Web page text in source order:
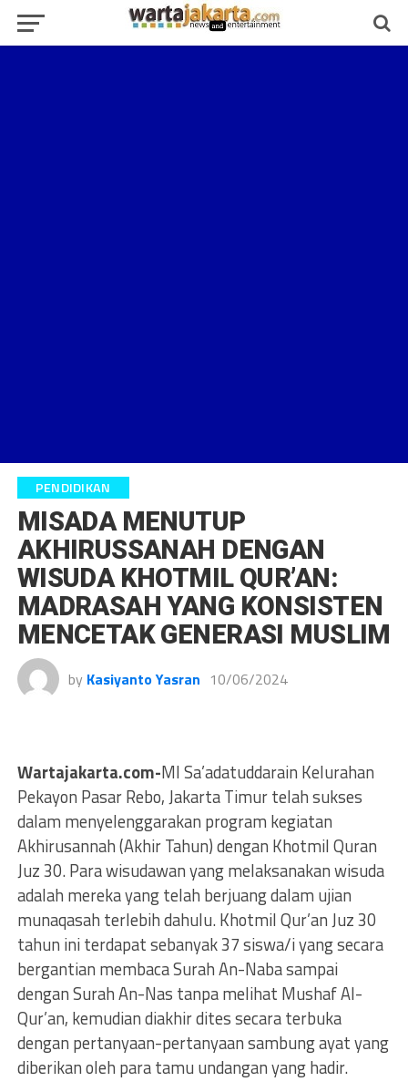
PENDIDIKAN
MISADA MENUTUP
AKHIRUSSANAH DENGAN
WISUDA KHOTMIL QUR’AN:
MADRASAH YANG KONSISTEN
MENCETAK GENERASI MUSLIM
by Kasiyanto Yasran 10/06/2024
Wartajakarta.com-MI Sa’adatuddarain Kelurahan
Pekayon Pasar Rebo, Jakarta Timur telah sukses
dalam menyelenggarakan program kegiatan
Akhirusannah (Akhir Tahun) dengan Khotmil Quran
Juz 30. Para wisudawan yang melaksanakan wisuda
adalah mereka yang telah berjuang dalam ujian
munaqasah terlebih dahulu. Khotmil Qur’an Juz 30
tahun ini terdapat sebanyak 37 siswa/i yang secara
bergantian membaca Surah An-Naba sampai
dengan Surah An-Nas tanpa melihat Mushaf Al-
Qur’an, kemudian diakhir dites secara terbuka
dengan pertanyaan-pertanyaan sambung ayat yang
diberikan oleh para tamu undangan yang hadir.